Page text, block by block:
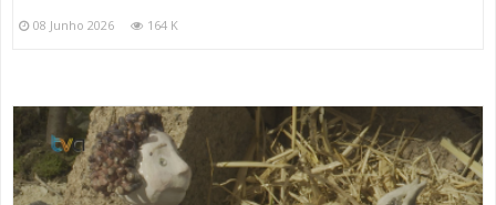
08 Junho 2026 164 K